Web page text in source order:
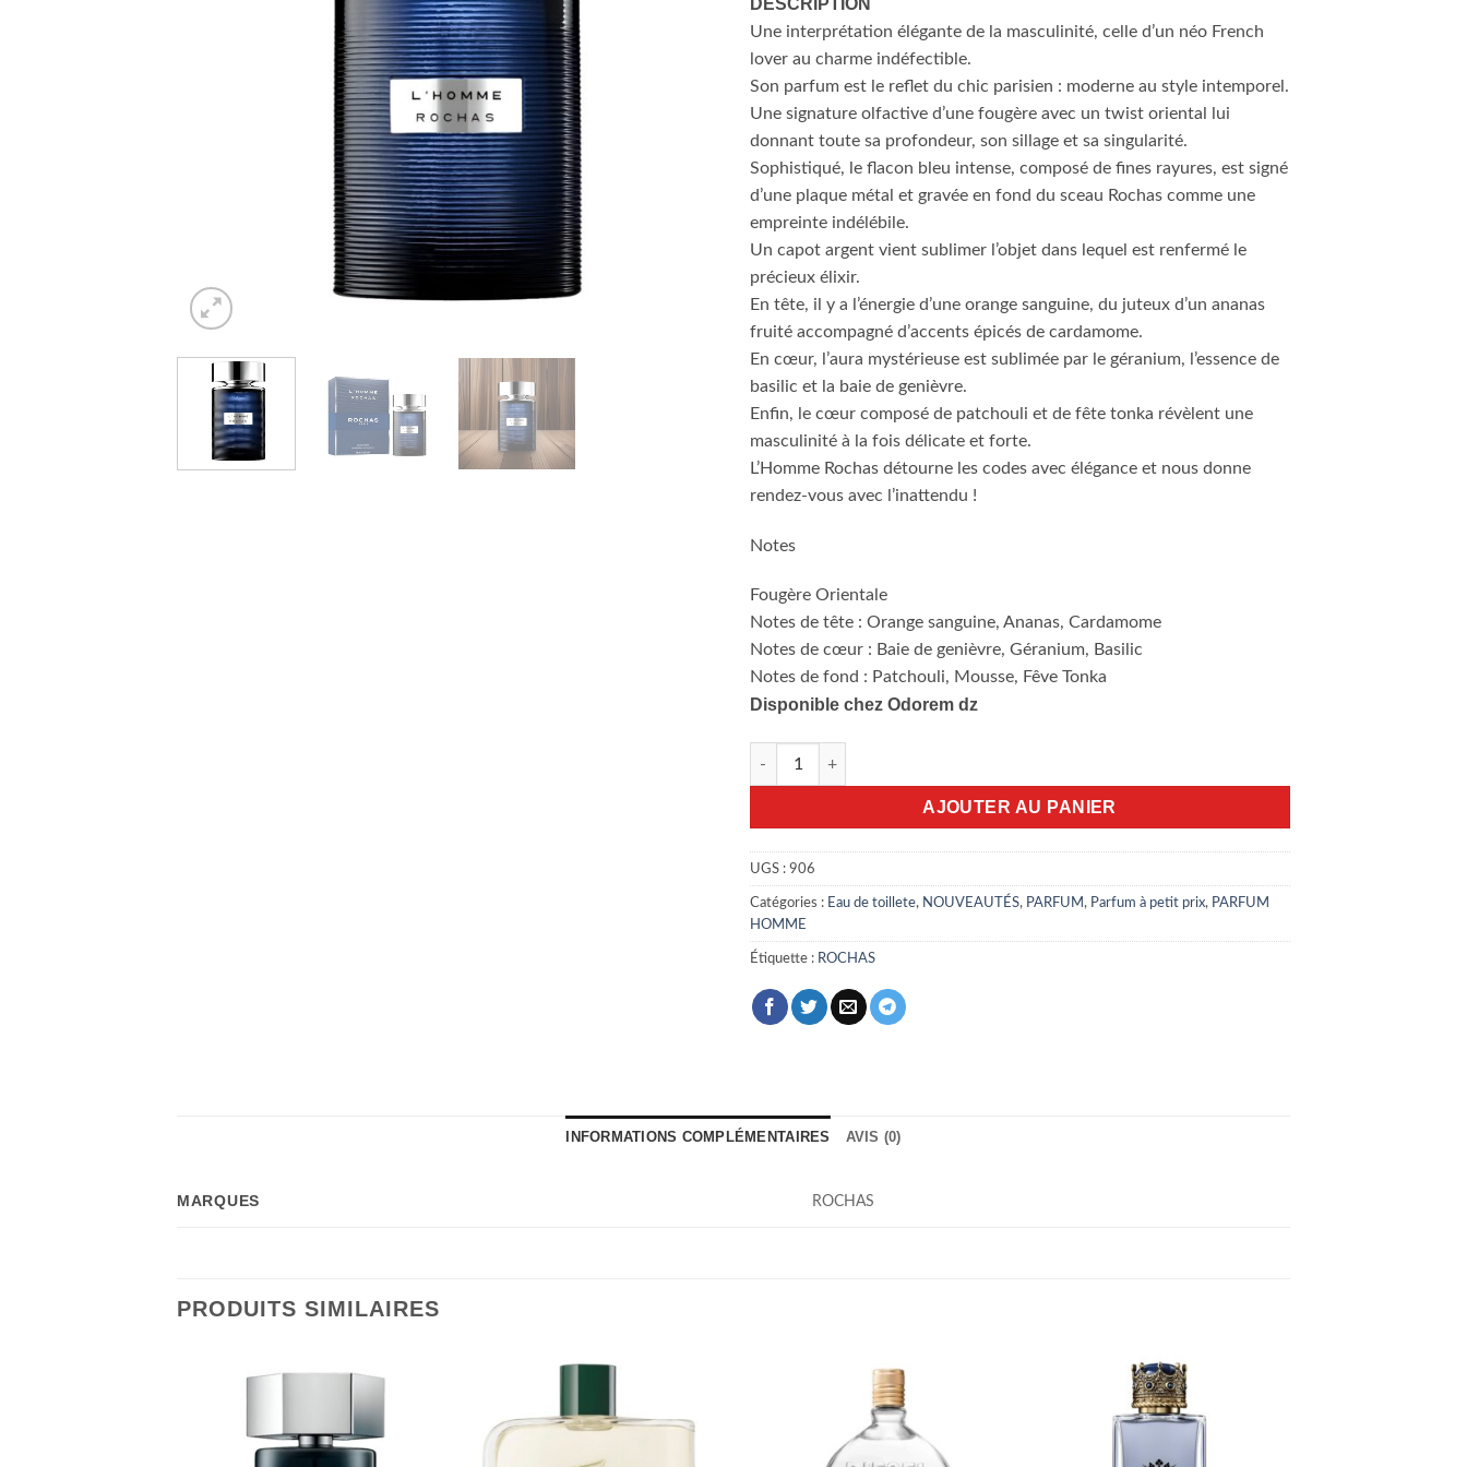
Une interprétation élégante de la masculinité, celle d’un néo French
lover au charme indéfectible.
Son parfum est le reflet du chic parisien : moderne au style intemporel.
Une signature olfactive d’une fougère avec un twist oriental lui
donnant toute sa profondeur, son sillage et sa singularité.
Sophistiqué, le flacon bleu intense, composé de fines rayures, est signé
d’une plaque métal et gravée en fond du sceau Rochas comme une
empreinte indélébile.
Un capot argent vient sublimer l’objet dans lequel est renfermé le
précieux élixir.
En tête, il y a l’énergie d’une orange sanguine, du juteux d’un ananas
fruité accompagné d’accents épicés de cardamome.
En cœur, l’aura mystérieuse est sublimée par le géranium, l’essence de
basilic et la baie de genièvre.
Enfin, le cœur composé de patchouli et de fête tonka révèlent une
masculinité à la fois délicate et forte.
L’Homme Rochas détourne les codes avec élégance et nous donne
rendez-vous avec l’inattendu !
‌Notes
Fougère Orientale
Notes de tête : Orange sanguine, Ananas, Cardamome
Notes de cœur : Baie de genièvre, Géranium, Basilic
Notes de fond : Patchouli, Mousse, Fêve Tonka
Disponible chez Odorem dz
AJOUTER AU PANIER
UGS : 906
Catégories : Eau de toillete, NOUVEAUTÉS, PARFUM , Parfum à petit prix, PARFUM
HOMME
Étiquette : ROCHAS
INFORMATIONS COMPLÉMENTAIRES AVIS (0)
MARQUES ROCHAS
PRODUITS SIMILAIRES